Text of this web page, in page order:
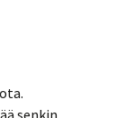
senkin